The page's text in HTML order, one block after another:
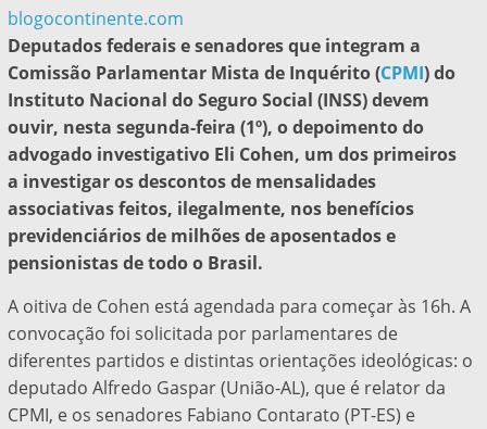
blogocontinente.com
Deputados federais e senadores que integram a
Comissão Parlamentar Mista de Inquérito (CPMI) do
Instituto Nacional do Seguro Social (INSS) devem
ouvir, nesta segunda-feira (1º), o depoimento do
advogado investigativo Eli Cohen, um dos primeiros
a investigar os descontos de mensalidades
associativas feitos, ilegalmente, nos benefícios
previdenciários de milhões de aposentados e
pensionistas de todo o Brasil.
A oitiva de Cohen está agendada para começar às 16h. A
convocação foi solicitada por parlamentares de
diferentes partidos e distintas orientações ideológicas: o
deputado Alfredo Gaspar (União-AL), que é relator da
CPMI, e os senadores Fabiano Contarato (PT-ES) e